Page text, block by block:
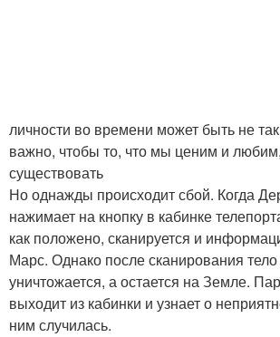
личности во времени может быть не
важно, чтобы то, что мы ценим и
существовать
Но однажды происходит сбой. Когда
нажимает на кнопку в кабинке
как положено, сканируется и
Марс. Однако после сканирования
уничтожается, а остается на Земле.
выходит из кабинки и узнает о
ним случилась.